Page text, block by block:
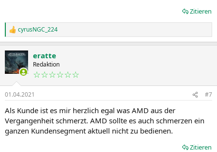
Zitieren
R
e
k
t
i
n
e
n
:
cyrusNGC_224
eratte
Redaktion
☆☆☆☆☆☆
01.04.2021 #7
Als Kunde ist es mir herzlich egal was AMD aus der
Vergangenheit schmerzt. AMD sollte es auch schmerzen ein
ganzen Kundensegment aktuell nicht zu bedienen.
Zitieren